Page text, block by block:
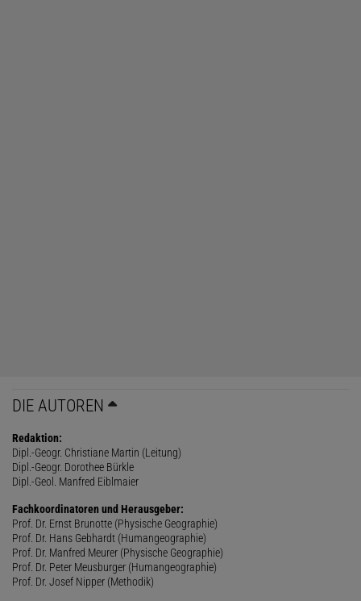
DIE AUTOREN
Redaktion:
Dipl.-Geogr. Christiane Martin (Leitung)
Dipl.-Geogr. Dorothee Bürkle
Dipl.-Geol. Manfred Eiblmaier
Fachkoordinatoren und Herausgeber:
Prof. Dr. Ernst Brunotte (Physische Geographie)
Prof. Dr. Hans Gebhardt (Humangeographie)
Prof. Dr. Manfred Meurer (Physische Geographie)
Prof. Dr. Peter Meusburger (Humangeographie)
Prof. Dr. Josef Nipper (Methodik)